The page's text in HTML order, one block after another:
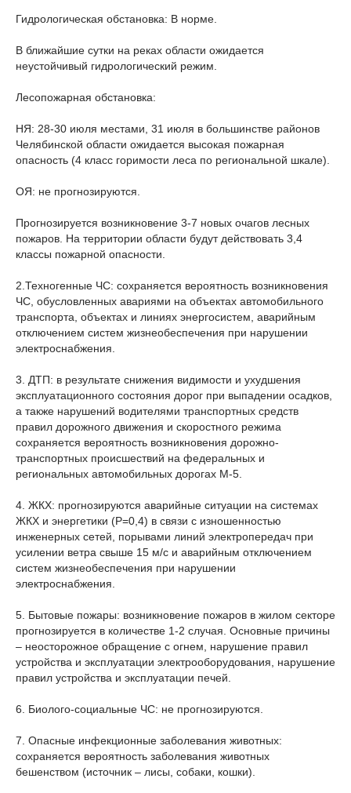
Гидрологическая обстановка: В норме.
В ближайшие сутки на реках области ожидается
неустойчивый гидрологический режим.
Лесопожарная обстановка:
НЯ: 28-30 июля местами, 31 июля в большинстве районов
Челябинской области ожидается высокая пожарная
опасность (4 класс горимости леса по региональной шкале).
ОЯ: не прогнозируются.
Прогнозируется возникновение 3-7 новых очагов лесных
пожаров. На территории области будут действовать 3,4
классы пожарной опасности.
2.Техногенные ЧС: сохраняется вероятность возникновения
ЧС, обусловленных авариями на объектах автомобильного
транспорта, объектах и линиях энергосистем, аварийным
отключением систем жизнеобеспечения при нарушении
электроснабжения.
3. ДТП: в результате снижения видимости и ухудшения
эксплуатационного состояния дорог при выпадении осадков,
а также нарушений водителями транспортных средств
правил дорожного движения и скоростного режима
сохраняется вероятность возникновения дорожно-
транспортных происшествий на федеральных и
региональных автомобильных дорогах М-5.
4. ЖКХ: прогнозируются аварийные ситуации на системах
ЖКХ и энергетики (Р=0,4) в связи с изношенностью
инженерных сетей, порывами линий электропередач при
усилении ветра свыше 15 м/с и аварийным отключением
систем жизнеобеспечения при нарушении
электроснабжения.
5. Бытовые пожары: возникновение пожаров в жилом секторе
прогнозируется в количестве 1-2 случая. Основные причины
– неосторожное обращение с огнем, нарушение правил
устройства и эксплуатации электрооборудования, нарушение
правил устройства и эксплуатации печей.
6. Биолого-социальные ЧС: не прогнозируются.
7. Опасные инфекционные заболевания животных:
сохраняется вероятность заболевания животных
бешенством (источник – лисы, собаки, кошки).